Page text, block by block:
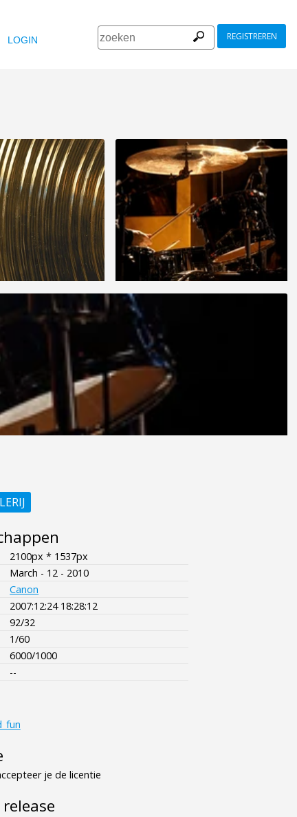
LOGIN REGISTREREN
2100px * 1537px
March - 12 - 2010
Canon
2007:12:24 18:28:12
92/32
1/60
6000/1000
--
je de licentie